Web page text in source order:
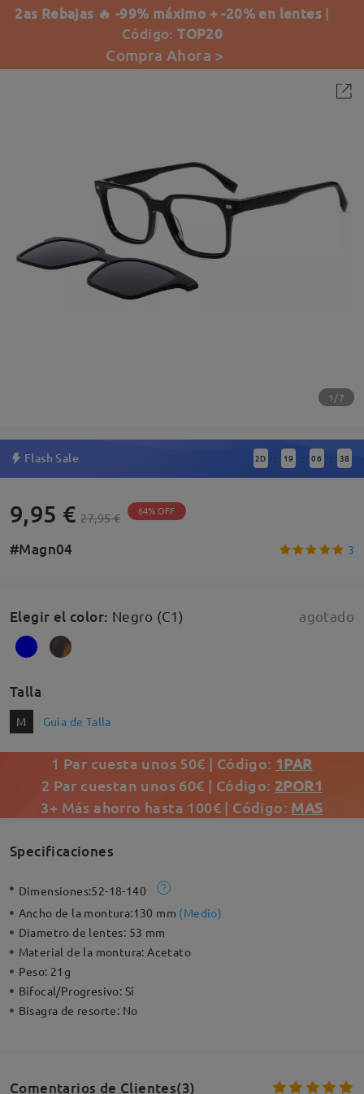
2as Rebajas 🔥 -99% máximo + -20% en lentes |
Código:TOP20
Compra Ahora >
1/7
Flash Sale 2D : 19 : 06 : 37
9,95 € 27,95 € 64% OFF
#Magn04 3
Elegir el color: Negro (C1) agotado
Talla
M Guía de Talla
1 Par cuesta unos 50€ | Código: 1PAR
2 Par cuestan unos 60€ | Código: 2POR1
3+ Más ahorro hasta 100€ | Código: MAS
Specificaciones
Dimensiones:52-18-140
Ancho de la montura:130 mm (Medio)
Diametro de lentes: 53 mm
Material de la montura:Acetato
Peso: 21g
Bifocal/Progresivo: Sí
Bisagra de resorte: No
Comentarios de Clientes(3)